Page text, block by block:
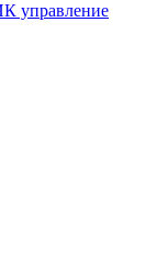
управление